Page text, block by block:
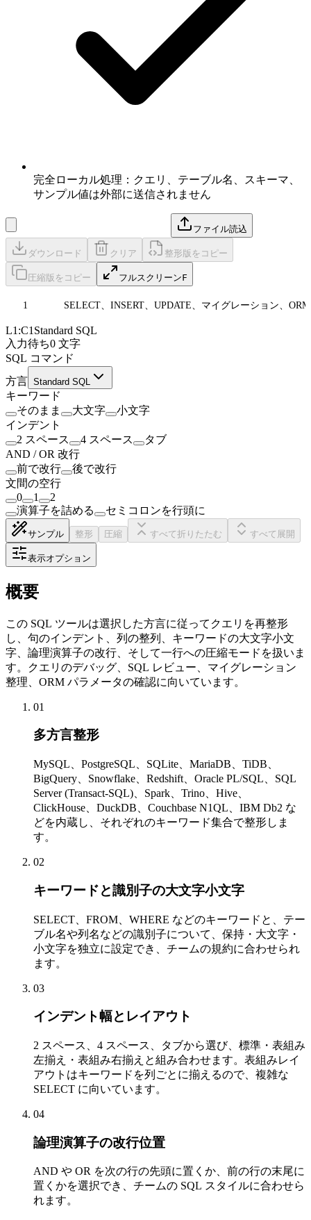
完全ローカル処理：クエリ、テーブル名、スキーマ、
サンプル値は外部に送信されません
ファイル読込
ダウンロード クリア 整形版をコピー
圧縮版をコピー フルスクリーンF
1 SELECT、INSERT、UPDATE、マイグレーション、
L1 :C1 Standard SQL
入力待ち0 文字
SQL コマンド
方言 Standard SQL
キーワード
そのまま
大文字
小文字
インデント
2 スペース
4 スペース
タブ
AND / OR 改行
前で改行
後で改行
文間の空行
0
1
2
演算子を詰める
セミコロンを行頭に
サンプル 整形 圧縮 すべて折りたたむ すべて展開
表示オプション
概要
この SQL ツールは選択した方言に従ってクエリを再整形
し、句のインデント、列の整列、キーワードの大文字小文
字、論理演算子の改行、そして一行への圧縮モードを扱いま
す。クエリのデバッグ、SQL レビュー、マイグレーション
整理、ORM パラメータの確認に向いています。
01
多方言整形
MySQL、PostgreSQL、SQLite、MariaDB、TiDB、
BigQuery、Snowflake、Redshift、Oracle PL/SQL、SQL
Server (Transact-SQL)、Spark、Trino、Hive、
ClickHouse、DuckDB、Couchbase N1QL、IBM Db2 な
どを内蔵し、それぞれのキーワード集合で整形しま
す。
02
キーワードと識別子の大文字小文字
SELECT、FROM、WHERE などのキーワードと、テー
ブル名や列名などの識別子について、保持・大文字・
小文字を独立に設定でき、チームの規約に合わせられ
ます。
03
インデント幅とレイアウト
2 スペース、4 スペース、タブから選び、標準・表組み
左揃え・表組み右揃えと組み合わせます。表組みレイ
アウトはキーワードを列ごとに揃えるので、複雑な
SELECT に向いています。
04
論理演算子の改行位置
AND や OR を次の行の先頭に置くか、前の行の末尾に
置くかを選択でき、チームの SQL スタイルに合わせら
れます。